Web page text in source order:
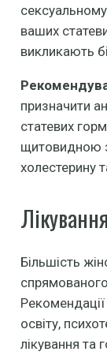
ваших
викликають
призначити
статевих
щитовидною
холестерину
Лікування
Більшість
освіту,
лікування та